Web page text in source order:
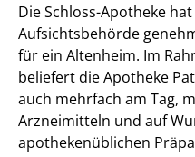
Die Schloss-Apotheke
Aufsichtsbehörde
für ein Altenheim. Im
beliefert die Apotheke
auch mehrfach am Tag,
Arzneimitteln und auf
apothekenüblichen